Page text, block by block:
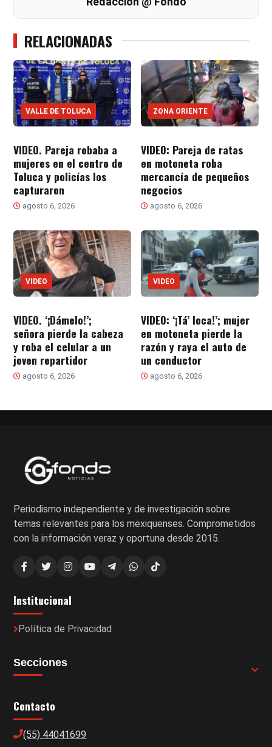
RELACIONADAS
VALLE DE TOLUCA
VIDEO. Pareja robaba a
mujeres en el centro de
Toluca y policías los
capturaron
agosto 6, 2026
ZONA ORIENTE
VIDEO: Pareja de ratas
en motoneta roba
mercancía de pequeños
negocios
agosto 6, 2026
VIDEO
VIDEO. ‘¡Dámelo!’;
señora pierde la cabeza
y roba el celular a un
joven repartidor
agosto 6, 2026
VIDEO
VIDEO: ‘¡Tá’ loca!’; mujer
en motoneta pierde la
razón y raya el auto de
un conductor
agosto 6, 2026
Periodismo independiente y de investigación sobre
temas relevantes para los mexiquenses. Comprometidos
con la información veraz y oportuna desde 2015.
Institucional
Política de Privacidad
Secciones
Contacto
(55) 44041699